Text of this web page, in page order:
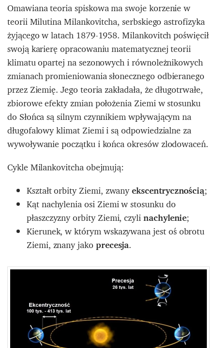
Omawiana teoria spiskowa ma swoje korzenie w
teorii Milutina Milankovitcha, serbskiego astrofizyka
żyjącego w latach 1879-1958. Milankovitch poświęcił
swoją karierę opracowaniu matematycznej teorii
klimatu opartej na sezonowych i równoleżnikowych
zmianach promieniowania słonecznego odbieranego
przez Ziemię. Jego teoria zakładała, że długotrwałe,
zbiorowe efekty zmian położenia Ziemi w stosunku
do Słońca są silnym czynnikiem wpływającym na
długofalowy klimat Ziemi i są odpowiedzialne za
wywoływanie początku i końca okresów zlodowaceń.
Cykle Milankovitcha obejmują:
Kształt orbity Ziemi, zwanyekscentrycznością;
Kąt nachylenia osi Ziemi w stosunku do
płaszczyzny orbity Ziemi, czylinachylenie;
Kierunek, w którym wskazywana jest oś obrotu
Ziemi, znany jakoprecesja.